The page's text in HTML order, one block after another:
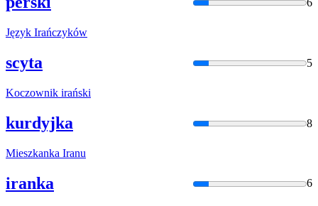
6
Język Irańczyków
scyta 5
Koczownik irański
kurdyjka 8
Mieszkanka Iranu
iranka 6